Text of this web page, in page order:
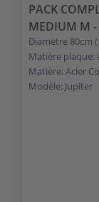
PACK
MEDIUM M -
Diamètre 80cm
Matière plaque:
Matière: Acier
Modèle: Jupiter